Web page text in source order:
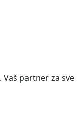
partner za sve